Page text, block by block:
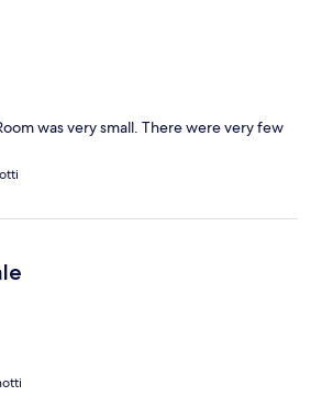
was very small. There were very few